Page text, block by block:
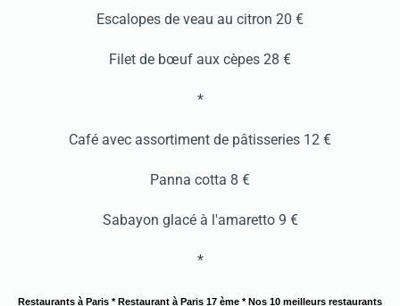
Escalopes de veau au citron 20 €
Filet de bœuf aux cèpes 28 €
*
Café avec assortiment de pâtisseries 12 €
Panna cotta 8 €
Sabayon glacé à l'amaretto 9 €
*
Restaurants à Paris * Restaurant à Paris 17 ème * Nos 10 meilleurs restaurants